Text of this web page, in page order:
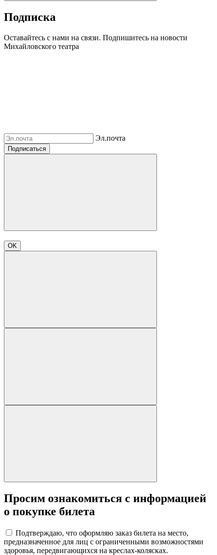
Подписка
Оставайтесь с нами на связи. Подпишитесь на новости
Михайловского театра
Эл.почта
Подписаться
OK
Просим ознакомиться с информацией
о покупке билета
Подтверждаю, что оформляю заказ билета на место,
предназначенное для лиц с ограниченными возможностями
здоровья, передвигающихся на креслах-колясках.